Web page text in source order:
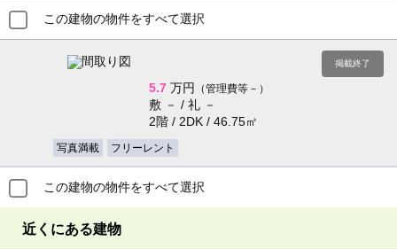
この建物の物件をすべて選択
掲載終了
5.7 万円 （管理費等－）
敷 － / 礼 －
2階 / 2DK / 46.75㎡
写真満載 フリーレント
この建物の物件をすべて選択
近くにある建物